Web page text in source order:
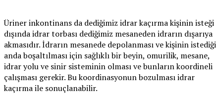
Üriner inkontinans da dediğimiz idrar kaçırma kişinin isteği
dışında idrar torbası dediğimiz mesaneden idrarın dışarıya
akmasıdır. İdrarın mesanede depolanması ve kişinin istediği
anda boşaltılması için sağlıklı bir beyin, omurilik, mesane,
idrar yolu ve sinir sisteminin olması ve bunların koordineli
çalışması gerekir. Bu koordinasyonun bozulması idrar
kaçırma ile sonuçlanabilir.